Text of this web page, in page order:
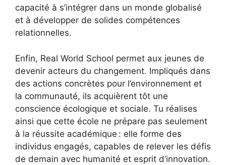
capacité à s’intégrer dans un monde globalisé
et à développer de solides compétences
relationnelles.
Enfin, Real World School permet aux jeunes de
devenir acteurs du changement. Impliqués dans
des actions concrètes pour l’environnement et
la communauté, ils acquièrent tôt une
conscience écologique et sociale. Tu réalises
ainsi que cette école ne prépare pas seulement
à la réussite académique : elle forme des
individus engagés, capables de relever les défis
de demain avec humanité et esprit d’innovation.